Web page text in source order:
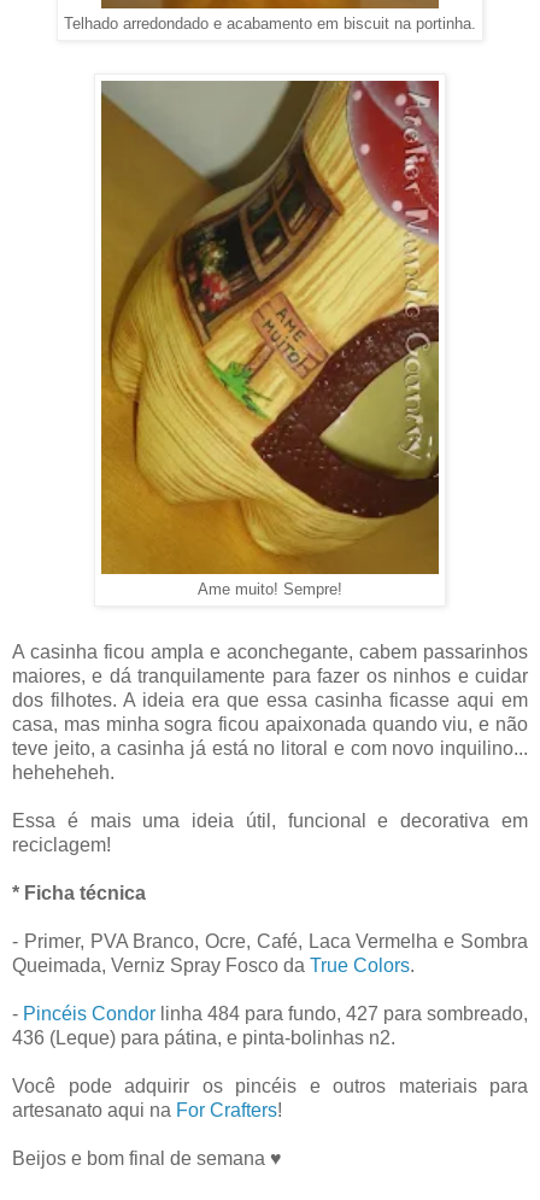
Telhado arredondado e acabamento em biscuit na portinha.
Ame muito! Sempre!
A casinha ficou ampla e aconchegante, cabem passarinhos
maiores, e dá tranquilamente para fazer os ninhos e cuidar
dos filhotes. A ideia era que essa casinha ficasse aqui em
casa, mas minha sogra ficou apaixonada quando viu, e não
teve jeito, a casinha já está no litoral e com novo inquilino...
heheheheh.
Essa é mais uma ideia útil, funcional e decorativa em
reciclagem!
* Ficha técnica
- Primer, PVA Branco, Ocre, Café, Laca Vermelha e Sombra
Queimada, Verniz Spray Fosco da True Colors.
- Pincéis Condor linha 484 para fundo, 427 para sombreado,
436 (Leque) para pátina, e pinta-bolinhas n2.
Você pode adquirir os pincéis e outros materiais para
artesanato aqui na For Crafters!
Beijos e bom final de semana ♥